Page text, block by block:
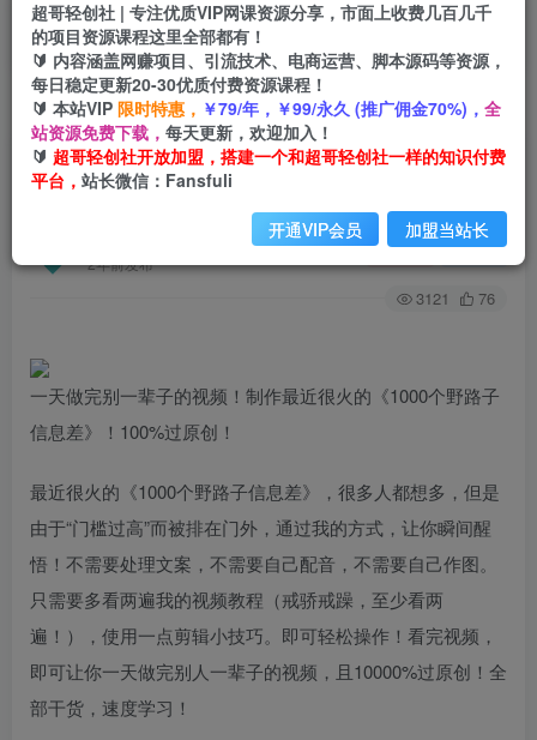
首页 创业课程 会员专属 正文
（6282期）一天做完别一辈子的视频 制作最近很
火的《1000个野路子信息差》100%过原创
2年前发布
关注 私信
3121 76
一天做完别一辈子的视频！制作最近很火的《1000个野路子
信息差》！100%过原创！
最近很火的《1000个野路子信息差》，很多人都想多，但是
由于“门槛过高”而被排在门外，通过我的方式，让你瞬间醒
悟！不需要处理文案，不需要自己配音，不需要自己作图。
只需要多看两遍我的视频教程（戒骄戒躁，至少看两
遍！），使用一点剪辑小技巧。即可轻松操作！看完视频，
即可让你一天做完别人一辈子的视频，且10000%过原创！全
部干货，速度学习！
超哥轻创社 | 专注优质VIP网课资源分享，市面上收费几百几千
的项目资源课程这里全部都有！
🔰 内容涵盖网赚项目、引流技术、电商运营、脚本源码等资源，
每日稳定更新20-30优质付费资源课程！
🔰 本站VIP 限时特惠， ￥79/年，￥99/永久 (推广佣金70%)， 全
站资源免费下载， 每天更新，欢迎加入！
🔰 超哥轻创社开放加盟，搭建一个和超哥轻创社一样的知识付费
平台， 站长微信：Fansfuli
开通VIP会员 加盟当站长